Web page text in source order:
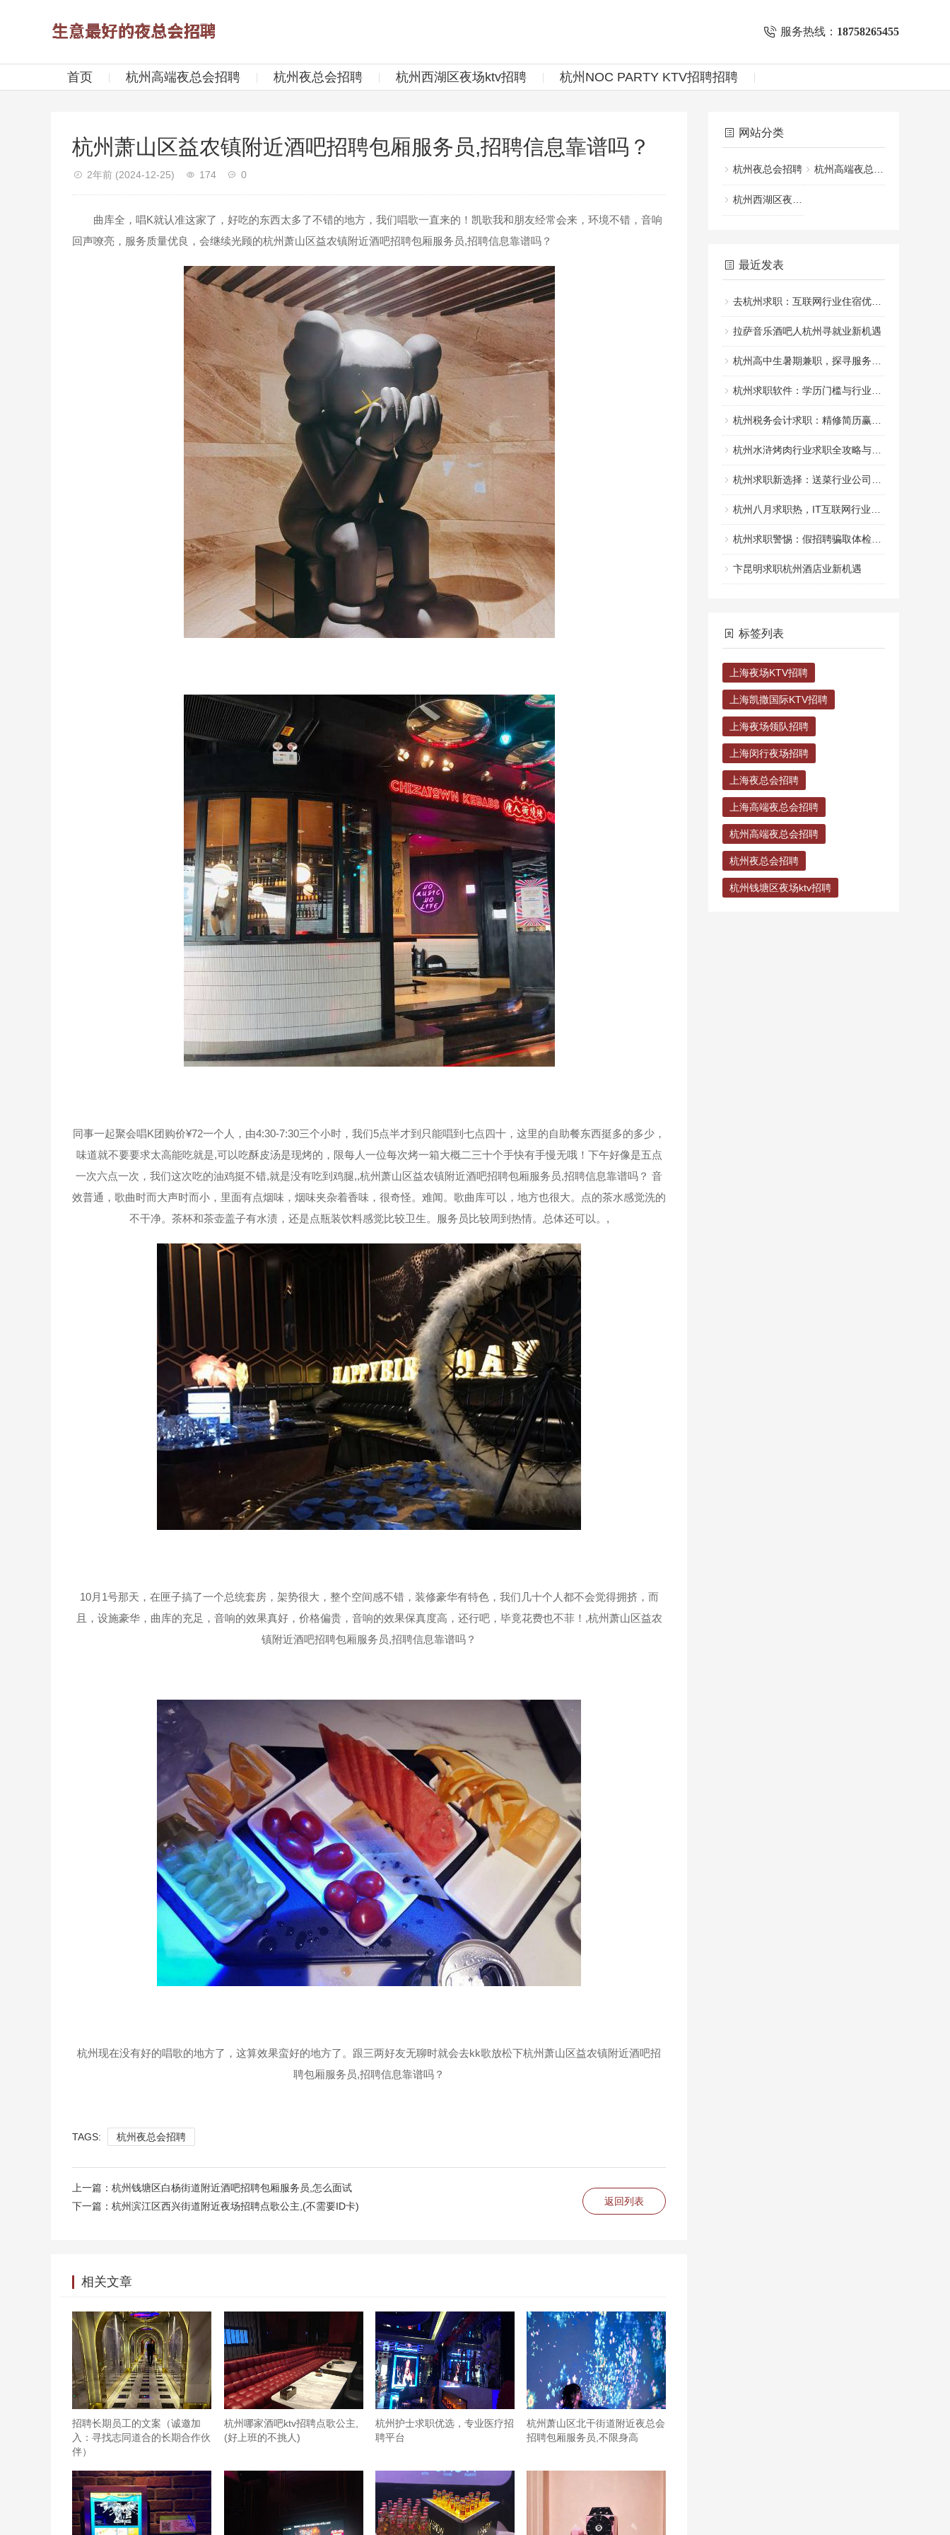
服务热线： 18758265455
首页 杭州高端夜总会招聘 杭州夜总会招聘 杭州西湖区夜场ktv招聘 杭州NOC PARTY KTV招聘招聘
杭州萧山区益农镇附近酒吧招聘包厢服务员,招聘信息靠谱吗？
2年前 (2024-12-25) 174 0
曲库全，唱K就认准这家了，好吃的东西太多了不错的地方，我们唱歌一直来的！凯歌我和朋友经常会来，环境不错，音响
回声嘹亮，服务质量优良，会继续光顾的杭州萧山区益农镇附近酒吧招聘包厢服务员,招聘信息靠谱吗？
同事一起聚会唱K团购价¥72一个人，由4:30-7:30三个小时，我们5点半才到只能唱到七点四十，这里的自助餐东西挺多的多少，
味道就不要要求太高能吃就是,可以吃酥皮汤是现烤的，限每人一位每次烤一箱大概二三十个手快有手慢无哦！下午好像是五点
一次六点一次，我们这次吃的油鸡挺不错,就是没有吃到鸡腿,,杭州萧山区益农镇附近酒吧招聘包厢服务员,招聘信息靠谱吗？ 音
效普通，歌曲时而大声时而小，里面有点烟味，烟味夹杂着香味，很奇怪。难闻。歌曲库可以，地方也很大。点的茶水感觉洗的
不干净。茶杯和茶壶盖子有水渍，还是点瓶装饮料感觉比较卫生。服务员比较周到热情。总体还可以。,
10月1号那天，在匣子搞了一个总统套房，架势很大，整个空间感不错，装修豪华有特色，我们几十个人都不会觉得拥挤，而
且，设施豪华，曲库的充足，音响的效果真好，价格偏贵，音响的效果保真度高，还行吧，毕竟花费也不菲！,杭州萧山区益农
镇附近酒吧招聘包厢服务员,招聘信息靠谱吗？
杭州现在没有好的唱歌的地方了，这算效果蛮好的地方了。跟三两好友无聊时就会去kk歌放松下杭州萧山区益农镇附近酒吧招
聘包厢服务员,招聘信息靠谱吗？
TAGS: 杭州夜总会招聘
返回列表
上一篇： 杭州钱塘区白杨街道附近酒吧招聘包厢服务员,怎么面试
下一篇： 杭州滨江区西兴街道附近夜场招聘点歌公主,(不需要ID卡)
相关文章
招聘长期员工的文案（诚邀加
入：寻找志同道合的长期合作伙
伴）
杭州哪家酒吧ktv招聘点歌公主,
(好上班的不挑人)
杭州护士求职优选，专业医疗招
聘平台
杭州萧山区北干街道附近夜总会
招聘包厢服务员,不限身高
网站分类
杭州夜总会招聘 杭州高端夜总会招聘
杭州西湖区夜场ktv招聘
最近发表
去杭州求职：互联网行业住宿优选推荐
拉萨音乐酒吧人杭州寻就业新机遇
杭州高中生暑期兼职，探寻服务行业新机遇
杭州求职软件：学历门槛与行业需求解析
杭州税务会计求职：精修简历赢财税岗位
杭州水浒烤肉行业求职全攻略与技巧
杭州求职新选择：送菜行业公司招聘中
杭州八月求职热，IT互联网行业寻机
杭州求职警惕：假招聘骗取体检费用
卞昆明求职杭州酒店业新机遇
标签列表
上海夜场KTV招聘
上海凯撒国际KTV招聘
上海夜场领队招聘
上海闵行夜场招聘
上海夜总会招聘
上海高端夜总会招聘
杭州高端夜总会招聘
杭州夜总会招聘
杭州钱塘区夜场ktv招聘